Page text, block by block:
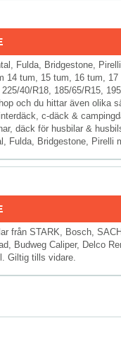
Fulda, Bridgestone,
14 tum, 15 tum, 16 tum,
40/R18, 185/65/R15,
och du hittar även olika
c-däck &
däck för husbilar &
Fulda, Bridgestone, Pirelli
från STARK, Bosch,
Budweg Caliper, Delco
Giltig tills vidare.